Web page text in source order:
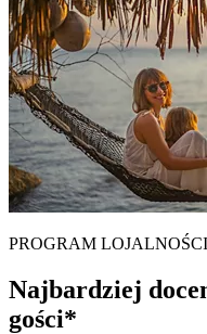
PROGRAM
Najbardziej
gości*